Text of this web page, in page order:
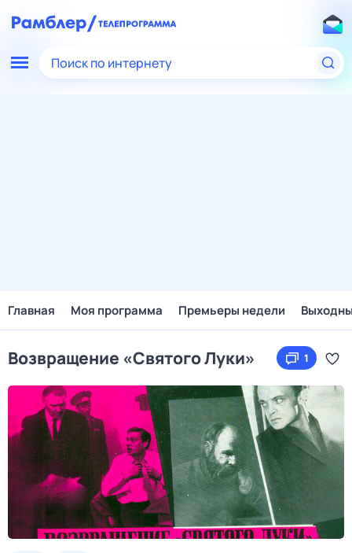
Поиск по интернету
Главная Моя программа Премьеры недели
Возвращение «Святого Луки» 1